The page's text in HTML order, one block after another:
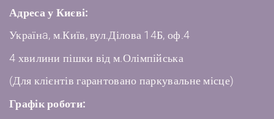
Адреса у Києві:
Українa, м.Київ, вул.Ділова 14Б, оф.4
4 хвилини пішки від м.Олімпійська
(Для клієнтів гарантовано паркувальне місце)
Графік роботи: